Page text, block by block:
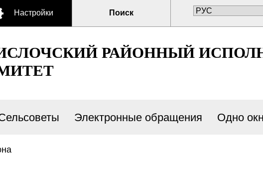
Настройки Поиск
РАЙОННЫЙ
Электронные обращения Одно